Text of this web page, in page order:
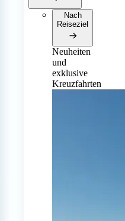
Nach
Reiseziel
Neuheiten
und
exklusive
Kreuzfahrten